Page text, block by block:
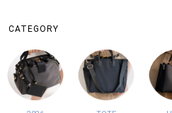
CATEGORY